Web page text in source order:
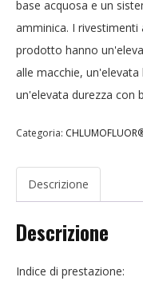
base acquosa e un
amminica. I
prodotto hanno
alle macchie,
un'elevata durezza con
Categoria:
Descrizione
Descrizione
Indice di prestazione: